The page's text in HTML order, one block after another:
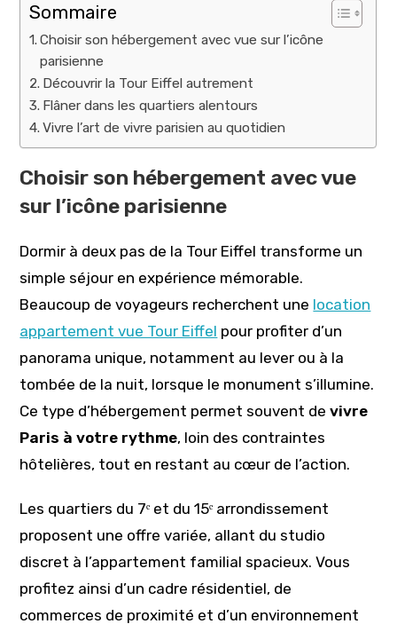
Sommaire
Choisir son hébergement avec vue sur l’icône
parisienne
Découvrir la Tour Eiffel autrement
Flâner dans les quartiers alentours
Vivre l’art de vivre parisien au quotidien
Choisir son hébergement avec vue
sur l’icône parisienne
Dormir à deux pas de la Tour Eiffel transforme un
simple séjour en expérience mémorable.
Beaucoup de voyageurs recherchent une location
appartement vue Tour Eiffel pour profiter d’un
panorama unique, notamment au lever ou à la
tombée de la nuit, lorsque le monument s’illumine.
Ce type d’hébergement permet souvent devivre
Paris à votre rythme, loin des contraintes
hôtelières, tout en restant au cœur de l’action.
Les quartiers du 7ᵉ et du 15ᵉ arrondissement
proposent une offre variée, allant du studio
discret à l’appartement familial spacieux. Vous
profitez ainsi d’un cadre résidentiel, de
commerces de proximité et d’un environnement